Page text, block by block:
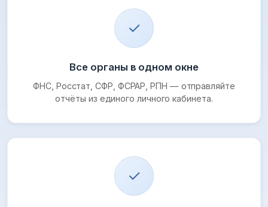
✓
Все органы в одном окне
ФНС, Росстат, СФР, ФСРАР, РПН — отправляйте
отчёты из единого личного кабинета.
✓